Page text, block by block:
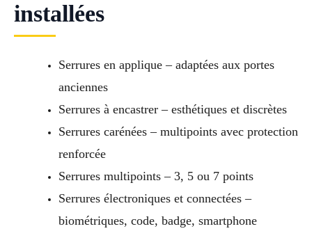
installées
Serrures en applique – adaptées aux portes
anciennes
Serrures à encastrer – esthétiques et discrètes
Serrures carénées – multipoints avec protection
renforcée
Serrures multipoints – 3, 5 ou 7 points
Serrures électroniques et connectées –
biométriques, code, badge, smartphone